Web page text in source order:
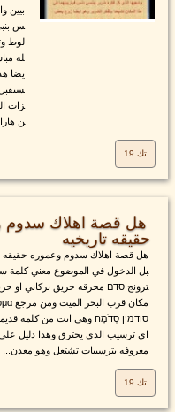
بيين
س
لوط
له
يضا
زات
ن
تك 19
هل قصة اهلاك سدوم
حقيقه تاريخيه
هل قصة اهلاك سدوم وعموره حقيقه
بل الدخول في الموضوع معني
ترونج סדם محرقه حريق بركاني او
סודמין סְדֹמָה وهي اتت من كلمه
اي ترسيب الذي يحترق وهذا دليل
معروفه بترسيبات تشتعل وهو معدن...
تك 19